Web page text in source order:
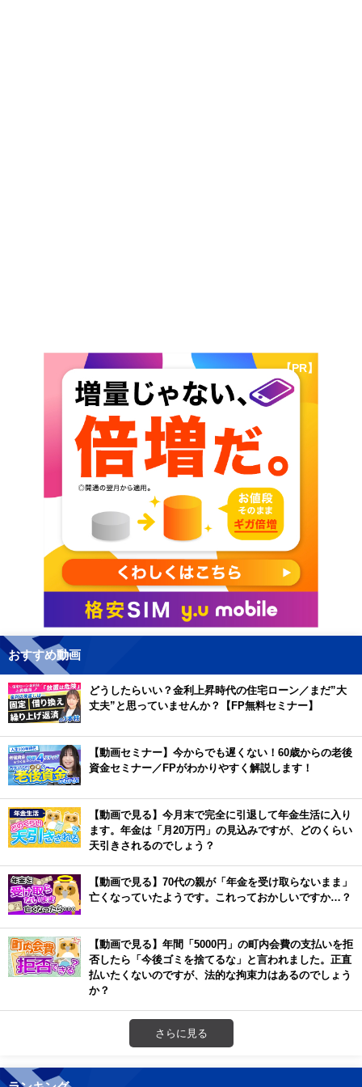
【PR】
おすすめ動画
どうしたらいい？金利上昇時代の住宅ローン／まだ”大
丈夫”と思っていませんか？【FP無料セミナー】
【動画セミナー】今からでも遅くない！60歳からの老後
資金セミナー／FPがわかりやすく解説します！
【動画で見る】今月末で完全に引退して年金生活に入り
ます。年金は「月20万円」の見込みですが、どのくらい
天引きされるのでしょう？
【動画で見る】70代の親が「年金を受け取らないまま」
亡くなっていたようです。これっておかしいですか…？
【動画で見る】年間「5000円」の町内会費の支払いを拒
否したら「今後ゴミを捨てるな」と言われました。正直
払いたくないのですが、法的な拘束力はあるのでしょう
か？
さらに見る